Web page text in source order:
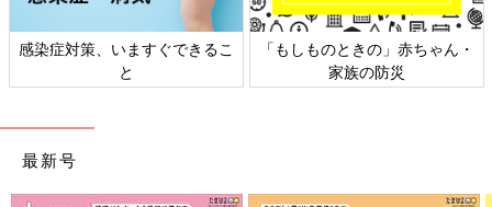
感染症対策、いますぐできるこ
と
「もしものときの」赤ちゃん・
家族の防災
最新号